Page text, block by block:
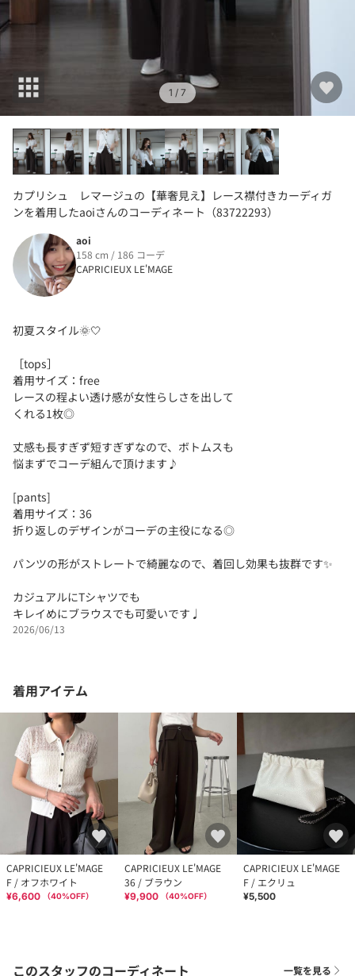
1 / 7
カプリシュ レマージュの【華奢見え】レース襟付きカーディガ
ンを着用したaoiさんのコーディネート（83722293）
aoi
158 cm / 186 コーデ
CAPRICIEUX LE'MAGE
初夏スタイル🌞‎🤍
［tops］
着用サイズ：free
レースの程よい透け感が女性らしさを出して
くれる1枚◎
丈感も長すぎず短すぎずなので、ボトムスも
悩まずでコーデ組んで頂けます♪
[pants]
着用サイズ：36
折り返しのデザインがコーデの主役になる◎
パンツの形がストレートで綺麗なので、着回し効果も抜群です✨️
カジュアルにTシャツでも
キレイめにブラウスでも可愛いです♩
2026/06/13
着用アイテム
CAPRICIEUX LE'MAGE
F / オフホワイト
¥6,600 （40%OFF）
CAPRICIEUX LE'MAGE
36 / ブラウン
¥9,900 （40%OFF）
CAPRICIEUX LE'MAGE
F / エクリュ
¥5,500
このスタッフのコーディネート 一覧を見る